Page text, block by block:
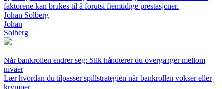
faktorene kan brukes til å forutsi fremtidige prestasjoner.
Johan Solberg
Johan
Solberg
Når bankrollen endrer seg: Slik håndterer du overganger mellom
nivåer
Lær hvordan du tilpasser spillstrategien når bankrollen vokser eller
krymper